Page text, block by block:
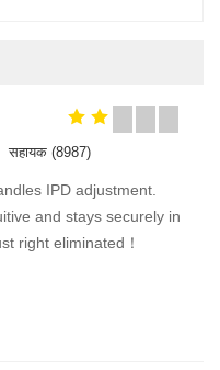
सहायक (8987)
IPD adjustment.
and stays securely in
right eliminated！